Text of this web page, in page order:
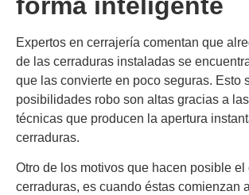
Expertos en cerrajería comentan que
de las cerraduras instaladas se
que las convierte en poco seguras. Esto
posibilidades robo son altas gracias a
técnicas que producen la apertura
cerraduras.
Otro de los motivos que hacen posible el
cerraduras, es cuando éstas comienzan